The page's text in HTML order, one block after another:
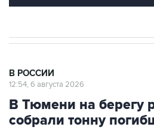
В РОССИИ
12:54, 6 августа 2026
В Тюмени на берегу
собрали тонну